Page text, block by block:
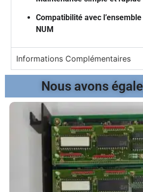
Compatibilité avec
NUM
Informations Complémentaires
Nous avons